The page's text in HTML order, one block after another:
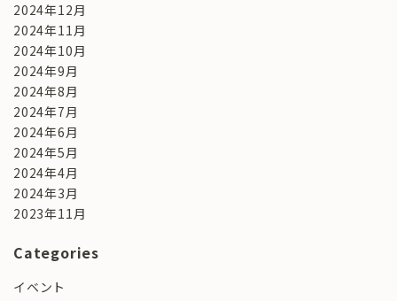
2024年12月
2024年11月
2024年10月
2024年9月
2024年8月
2024年7月
2024年6月
2024年5月
2024年4月
2024年3月
2023年11月
Categories
イベント